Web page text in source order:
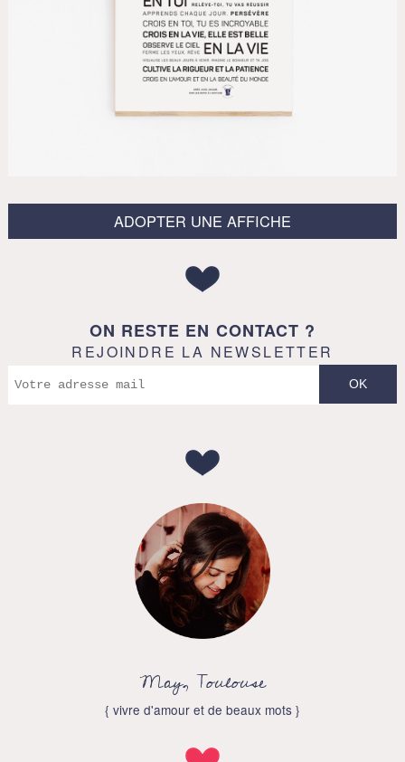
ADOPTER UNE AFFICHE
ON RESTE EN CONTACT ?
REJOINDRE LA NEWSLETTER
May, Toulouse
{ vivre d'amour et de beaux mots }